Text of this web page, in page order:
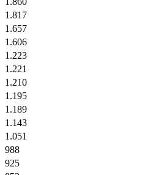
1.817
1.657
1.606
1.223
1.221
1.210
1.195
1.189
1.143
1.051
988
925